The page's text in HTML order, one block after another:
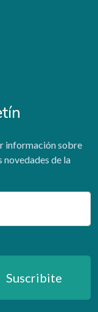
información sobre
novedades de la
Suscribite